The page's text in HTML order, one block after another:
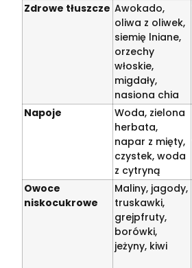
Zdrowe tłuszcze Awokado,
oliwa z oliwek,
siemię lniane,
orzechy
włoskie,
migdały,
nasiona chia
Napoje
Woda, zielona
herbata,
napar z mięty,
czystek, woda
z cytryną
Owoce
niskocukrowe
Maliny, jagody,
truskawki,
grejpfruty,
borówki,
jeżyny, kiwi